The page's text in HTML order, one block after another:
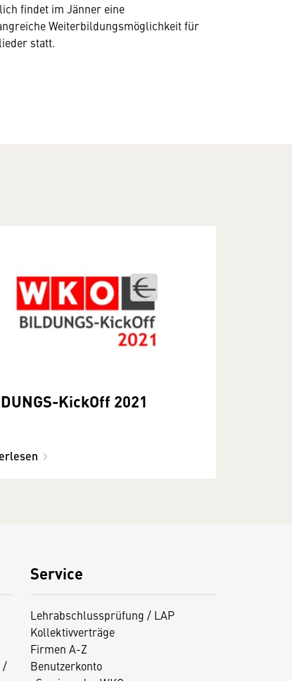
findet im Jänner eine
Weiterbildungsmöglichkeit für
statt.
KickOff 2021
/
Service
Lehrabschlussprüfung / LAP
Kollektivverträge
Firmen A-Z
Benutzerkonto